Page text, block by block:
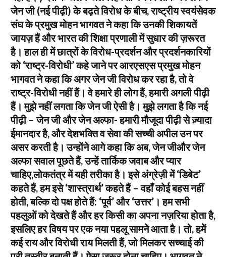
जेन जी (नई पीढ़ी) के बढ़ते विरोध के बीच, राष्ट्रीय स्वयंसेवक
संघ के प्रमुख मोहन भागवत ने कहा कि उनकी शिकायतें
जायज़ हैं और भारत की शिक्षा प्रणाली में सुधार की ज़रूरत
है। हाल ही में छात्रों के विरोध-प्रदर्शन और प्रदर्शनकारियों
को ‘राष्ट्र-विरोधी’ कहे जाने पर आरएसएस प्रमुख मोहन
भागवत ने कहा कि अगर जेन जी विरोध कर रहा है, तो वे
राष्ट्र-विरोधी नहीं हैं। वे हमारे ही लोग हैं, हमारी अगली पीढ़ी
हैं। मुझे नहीं लगता कि जेन जी ऐसी है। मुझे लगता है कि नई
पीढ़ी – जेन जी और जेन अल्फा- हमारी मौजूदा पीढ़ी से ज़्यादा
ईमानदार है, और देशभक्ति व सेवा की सच्ची अपील उन पर
असर करती है। उन्होंने आगे कहा कि अब, जेन जीऔर जेन
अल्फा सवाल पूछते हैं, उन्हें तार्किक जवाब और प्यार
चाहिए,लोकतंत्र में यही तरीका है। इसे अंग्रेज़ी में ‘डिबेट’
कहते हैं, हम इसे ‘शास्त्रार्थ’ कहते हैं – वहाँ कोई बहस नहीं
होती, बल्कि दो पक्ष होते हैं: ‘पूर्व’ और ‘उत्तर’। हम सभी
पहलुओं को देखते हैं और हर किसी का अपना नज़रिया होता है,
इसलिए हर विषय पर एक नया पहलू सामने आता है। तो, हमें
कई राय और विरोधी राय मिलती हैं, जो मिलकर सच्चाई की